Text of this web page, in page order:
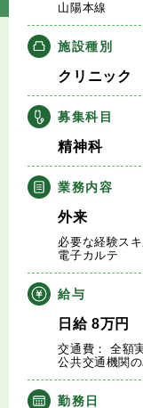
サービスの流れ
医師の求人・転職
知りたい・聞き
転職成功事例
医師の転職マニュ
データで見る医師
医師に役立つ取
大学医局紹介
山陽本線
施設種別
クリニック
募集科目
精神科
業務内容
外来
必要な経験ス
電子カルテ
給与
日給8万円
交通費： 全額
公共交通機関
勤務日